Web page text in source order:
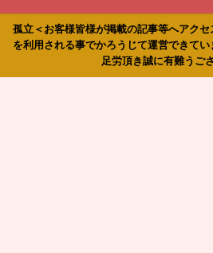
孤立＜お客様皆様が掲載の記事等へアク
を利用される事でかろうじて運営できて
足労頂き誠に有難うご